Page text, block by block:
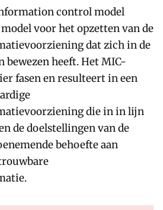
control model
voor het opzetten van de
dat zich in de
heeft. Het MIC-
fasen en resulteert in een
die in in lijn
de doelstellingen van de
behoefte aan